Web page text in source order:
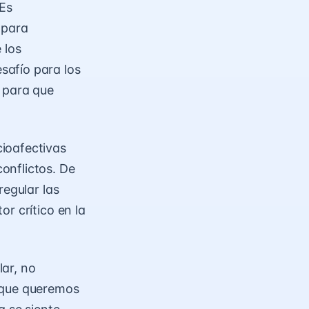
los
para los
que
De
las
crítico en la
no
queremos